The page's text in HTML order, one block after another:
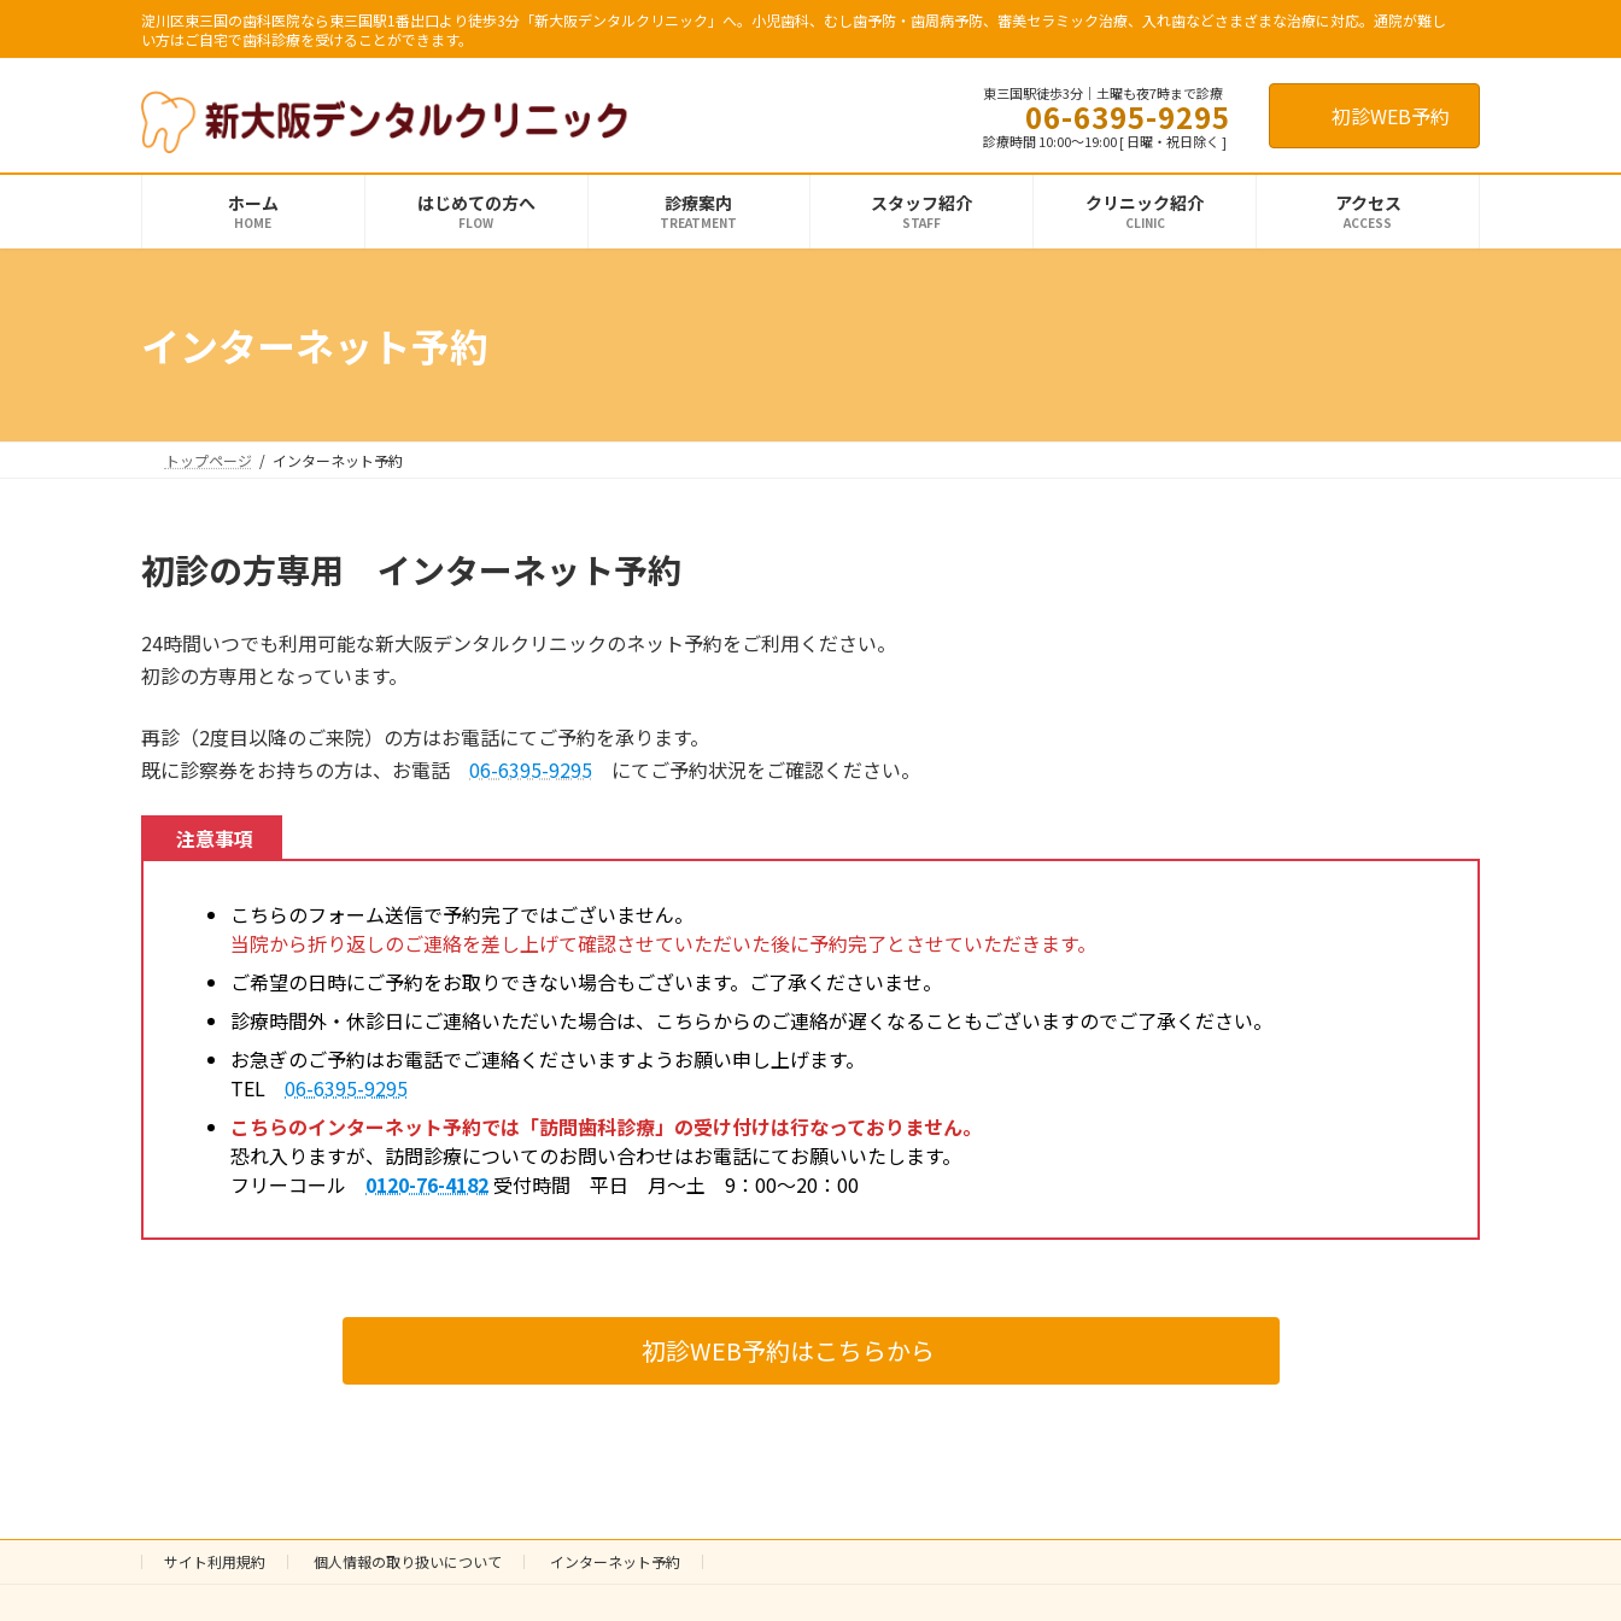
ッ
移
淀川区東三国の歯科医院なら東三国駅1番出口より徒歩3分「新大阪デンタルクリニック」へ。小児歯科、むし歯予防・歯周病予防、審美セラミック治療、入れ歯などさまざまな治療に対応。通院が難し
い方はご自宅で歯科診療を受けることができます。
東三国駅徒歩3分｜土曜も夜7時まで診療
06-6395-9295
診療時間 10:00～19:00 [ 日曜・祝日除く ]
初診WEB予約
ホーム
HOME
はじめての方へ
FLOW
診療案内
TREATMENT
スタッフ紹介
STAFF
クリニック紹介
CLINIC
アクセス
ACCESS
インターネット予約
トップページ インターネット予約
初診の方専用 インターネット予約
24時間いつでも利用可能な新大阪デンタルクリニックのネット予約をご利用ください。
初診の方専用となっています。
再診（2度目以降のご来院）の方はお電話にてご予約を承ります。
既に診察券をお持ちの方は、お電話 06-6395-9295 にてご予約状況をご確認ください。
注意事項
こちらのフォーム送信で予約完了ではございません。
当院から折り返しのご連絡を差し上げて確認させていただいた後に予約完了とさせていただきます。
ご希望の日時にご予約をお取りできない場合もございます。ご了承くださいませ。
診療時間外・休診日にご連絡いただいた場合は、こちらからのご連絡が遅くなることもございますのでご了承ください。
お急ぎのご予約はお電話でご連絡くださいますようお願い申し上げます。
TEL 06-6395-9295
こちらのインターネット予約では「訪問歯科診療」の受け付けは行なっておりません。
恐れ入りますが、訪問診療についてのお問い合わせはお電話にてお願いいたします。
フリーコール 0120-76-4182 受付時間 平日 月～土 9：00～20：00
初診WEB予約はこちらから
サイト利用規約 個人情報の取り扱いについて インターネット予約